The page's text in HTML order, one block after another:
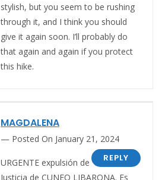
stylish, but you seem to be rushing
through it, and I think you should
give it again soon. I’ll probably do
that again and again if you protect
this hike.
MAGDALENA
Posted On January 21, 2024
REPLY
URGENTE expulsión de
Justicia de CUNEO LIBARONA. Es